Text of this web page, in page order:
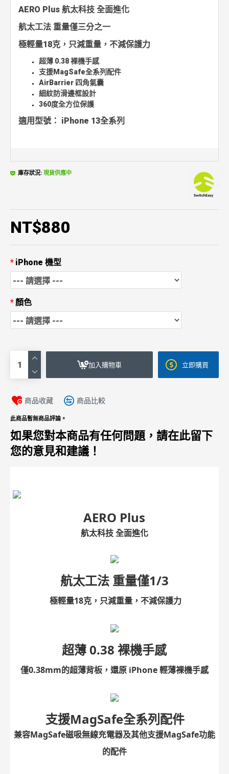
AERO Plus 航太科技 全面進化
航太工法 重量僅三分之一
極輕量18克，只減重量，不減保護力
超薄 0.38 裸機手感
支援MagSafe全系列配件
AirBarrier 四角氣囊
細紋防滑邊框設計
360度全方位保護
適用型號： iPhone 13全系列
庫存狀況: 現貨供應中
NT$880
iPhone 機型
顏色
加入購物車 立即購買
商品收藏 商品比較
此商品暫無商品評論。
如果您對本商品有任何問題，請在此留下
您的意見和建議！
AERO Plus
航太科技 全面進化
航太工法 重量僅1/3
極輕量18克，只減重量，不減保護力
超薄 0.38 裸機手感
僅0.38mm的超薄背板，還原 iPhone 輕薄裸機手感
支援MagSafe全系列配件
兼容MagSafe磁吸無線充電器及其他支援MagSafe功能
的配件